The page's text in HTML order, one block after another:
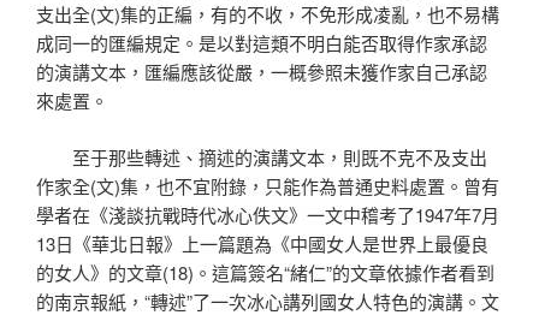
支出全(文)集的正編，有的不收，不免形成凌亂，也不易構
成同一的匯編規定。是以對這類不明白能否取得作家承認
的演講文本，匯編應該從嚴，一概參照未獲作家自己承認
來處置。
至于那些轉述、摘述的演講文本，則既不克不及支出
作家全(文)集，也不宜附錄，只能作為普通史料處置。曾有
學者在《淺談抗戰時代冰心佚文》一文中稽考了1947年7月
13日《華北日報》上一篇題為《中國女人是世界上最優良
的女人》的文章(18)。這篇簽名“緒仁”的文章依據作者看到
的南京報紙，“轉述”了一次冰心講列國女人特色的演講。文